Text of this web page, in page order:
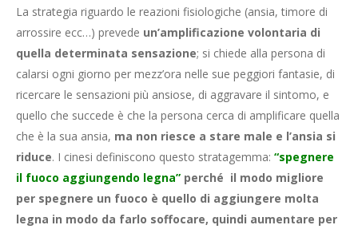
La strategia riguardo le reazioni fisiologiche (ansia, timore di
arrossire ecc…) prevede un’amplificazione volontaria di
quella determinata sensazione; si chiede alla persona di
calarsi ogni giorno per mezz’ora nelle sue peggiori fantasie, di
ricercare le sensazioni più ansiose, di aggravare il sintomo, e
quello che succede è che la persona cerca di amplificare quella
che è la sua ansia, ma non riesce a stare male e l’ansia si
riduce. I cinesi definiscono questo stratagemma: “spegnere
il fuoco aggiungendo legna” perché il modo migliore
per spegnere un fuoco è quello di aggiungere molta
legna in modo da farlo soffocare, quindi aumentare per